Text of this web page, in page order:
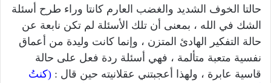
حالتا الخوف الشديد والغضب العارم كانتا وراء طرح أسئلة
الشك في الله ، بمعنى أن تلك الأسئلة لم تكن نابعة عن
حالة التفكير الهادئ المتزن ، وإنما كانت وليدة من أعماق
نفسية متعبة متألمة ، فهي أسئلة ردة فعل على حالة
قاسية عابرة ، ولهذا أعجبتني عقلانيته حين قال : (كنتُ